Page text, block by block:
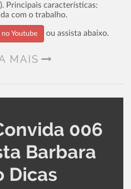
Principais características:
com o trabalho.
Youtube ou assista abaixo.
MAIS
006
Barbara
Dicas